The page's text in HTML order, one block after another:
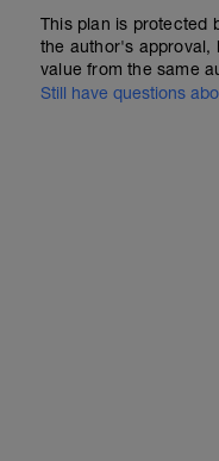
This plan is protected
the author's approval,
value from the same
Still have questions